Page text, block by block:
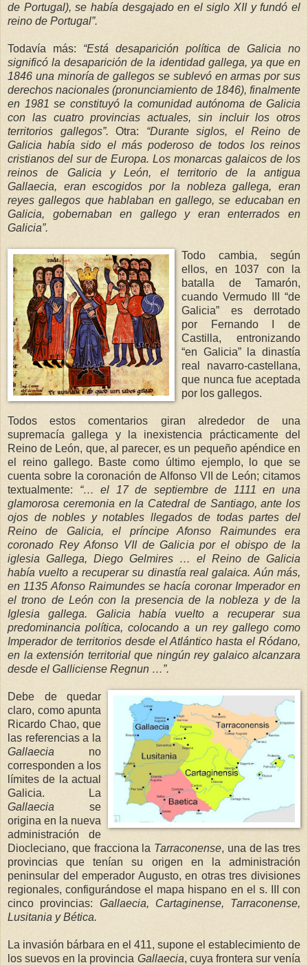
de Portugal), se había desgajado en el siglo XII y fundó el
reino de Portugal”.
Todavía más: “Está desaparición política de Galicia no
significó la desaparición de la identidad gallega, ya que en
1846 una minoría de gallegos se sublevó en armas por sus
derechos nacionales (pronunciamiento de 1846), finalmente
en 1981 se constituyó la comunidad autónoma de Galicia
con las cuatro provincias actuales, sin incluir los otros
territorios gallegos”.Otra: “Durante siglos, el Reino de
Galicia había sido el más poderoso de todos los reinos
cristianos del sur de Europa. Los monarcas galaicos de los
reinos de Galicia y León, el territorio de la antigua
Gallaecia, eran escogidos por la nobleza gallega, eran
reyes gallegos que hablaban en gallego, se educaban en
Galicia, gobernaban en gallegoy eran enterrados en
Galicia”.
Todo cambia, según
ellos, en 1037 con la
batalla de Tamarón,
cuando Vermudo III “de
Galicia” es derrotado
por Fernando I de
Castilla, entronizando
“en Galicia” la dinastía
real navarro-castellana,
que nunca fue aceptada
por los gallegos.
Todos estos comentarios giran alrededor de una
supremacía gallega y la inexistencia prácticamente del
Reino de León, que, al parecer, es un pequeño apéndice en
el reino gallego. Baste como último ejemplo, lo que se
cuenta sobre la coronación de Alfonso VII de León; citamos
textualmente: “… el 17 de septiembre de 1111 en una
glamorosa ceremonia enla Catedral de Santiago, ante los
ojos de nobles y notables llegados de todas partes del
Reino de Galicia, el príncipe Afonso Raimundes era
coronado Rey Afonso VII de Galicia por el obispo de la
iglesia Gallega, Diego Gelmires … el Reino de Galicia
había vuelto a recuperar su dinastía real galaica. Aún más,
en 1135 Afonso Raimundes sehacía coronar Imperador en
el trono de León con la presencia de la nobleza y de la
Iglesia gallega. Galicia había vuelto a recuperar sua
predominancia política, colocando a un rey gallego como
Imperador de territorios desde el Atlántico hasta el Ródano,
en la extensión territorial que ningún rey galaico alcanzara
desde el Galliciense Regnun …”.
Debe de quedar
claro, como apunta
Ricardo Chao, que
las referencias a la
Gallaecia no
corresponden a los
límites de la actual
Galicia.
La
Gallaecia se
origina en la nueva
administración de
Diocleciano, que fracciona la Tarraconense, una de las tres
provincias que tenían su origen en la administración
peninsular del emperador Augusto, en otras tres divisiones
regionales, configurándose el mapa hispano en el s. III con
cinco provincias: Gallaecia, Cartaginense, Tarraconense,
Lusitania y Bética.
La invasión bárbara en el 411, supone el establecimiento de
los suevos en la provincia Gallaecia, cuya frontera sur venía